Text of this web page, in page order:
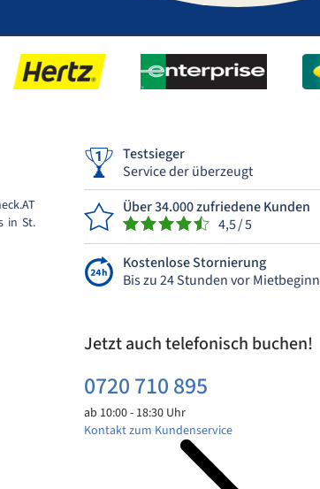
in St.
Testsieger
Service der überzeugt
Über 34.000 zufriedene Kunden
4,5 / 5
Kostenlose Stornierung
Bis zu 24 Stunden vor Mietbeginn
Jetzt auch telefonisch buchen!
0720 710 895
ab 10:00 - 18:30 Uhr
Kontakt zum Kundenservice